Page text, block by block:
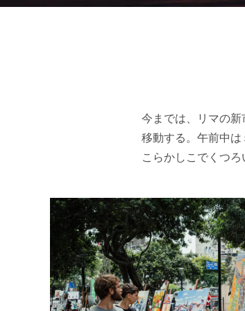
今までは、リマの
移動する。午前中
こらかしこでくつ